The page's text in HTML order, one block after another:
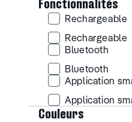
Fonctionnalités
Rechargeable
Rechargeable
Rechargeable
Bluetooth
Bluetooth
Bluetooth
Application
Application
Application
Couleurs
Vert Rouge Rose